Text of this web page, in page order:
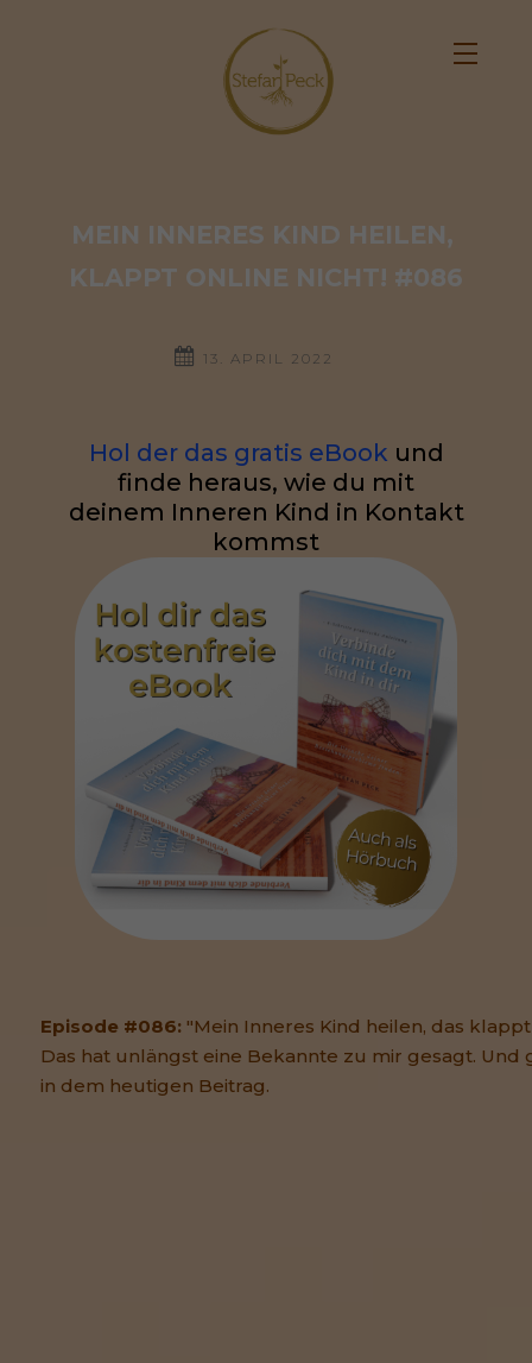
MEIN INNERES KIND HEILEN,
KLAPPT ONLINE NICHT! #086
13. APRIL 2022
Hol der das gratis eBook und
finde heraus, wie du mit
deinem Inneren Kind in Kontakt
kommst
Episode #086: "Mein Inneres Kind heilen, das
Das hat unlängst eine Bekannte zu mir gesagt.
in dem heutigen Beitrag.